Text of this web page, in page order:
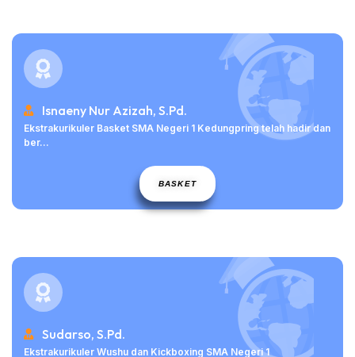
Isnaeny Nur Azizah, S.Pd.
Ekstrakurikuler Basket SMA Negeri 1 Kedungpring telah hadir dan
ber...
BASKET
Sudarso, S.Pd.
Ekstrakurikuler Wushu dan Kickboxing SMA Negeri 1